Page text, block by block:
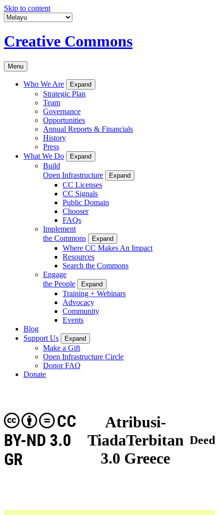
Skip to content
Creative Commons
Menu
Who We Are Expand
Strategic Plan
Team
Governance
Opportunities
Annual Reports & Financials
History
Press
What We Do
Expand
Build
Open Infrastructure
Expand
CC Licenses
CC Signals
Public Domain
Chooser
FAQs
Implement
the Commons
Expand
Where CC Makes An Impact
Resources
Search the Commons
Engage
the People
Expand
Training + Webinars
Advocacy
Community
Events
Blog
Support Us
Expand
Make a Gift
Open Infrastructure Circle
Donor FAQ
Donate
Atribusi-
TiadaTerbitan
3.0 Greece
CC
BY-ND 3.0
GR
Deed